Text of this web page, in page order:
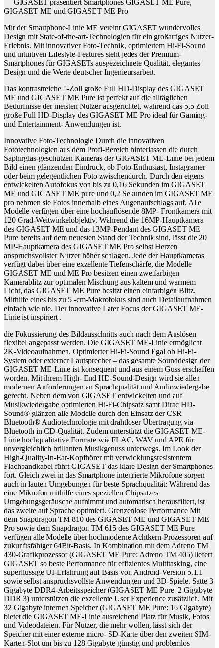
GIGASET präsentiert Smartphones GIGASET ME Pure,
GIGASET ME und GIGASET ME Pro
Mit der Smartphone-Linie ME vereint GIGASET wundervolles
Design mit State-of-the-art-Technologien für ein großartiges Nutzer-
Erlebnis. Mit innovativer Foto-Technik, optimiertem Hi-Fi-Sound
und intuitiven Lifestyle-Features steht jedes der Premium-
Smartphones für GIGASETs ausgezeichnete Qualität, elegantes
Design und die Werte deutscher Ingenieursarbeit.
Das kontrastreiche 5-Zoll große Full HD-Display des GIGASET
ME und GIGASET ME Pure ist perfekt auf die alltäglichen
Bedürfnisse der meisten Nutzer ausgerichtet, während das 5,5 Zoll
große Full HD-Display des GIGASET ME Pro ideal für Gaming-
und Entertainment- Anwendungen ist.
Innovative Foto-Technologie Durch die innovativen
Fototechnologien aus dem Profi-Bereich hinterlassen die durch
Saphirglas-geschützen Kameras der GIGASET ME-Linie bei jedem
Bild einen glänzenden Eindruck, ob Foto-Enthusiast, Instagramer
oder beim gelegentlichen Foto zwischendurch. Durch den eigens
entwickelten Autofokus von bis zu 0,16 Sekunden im GIGASET
ME und GIGASET ME pure und 0,2 Sekunden im GIGASET ME
pro nehmen sie Fotos innerhalb eines Augenaufschlags auf. Alle
Modelle verfügen über eine hochauflösende 8MP- Frontkamera mit
120 Grad-Weitwinkelobjektiv. Während die 16MP-Hauptkamera
des GIGASET ME und das 13MP-Pendant des GIGASET ME
Pure bereits auf dem neuesten Stand der Technik sind, lässt die 20
MP-Hauptkamera des GIGASET ME Pro selbst Herzen
anspruchsvollster Nutzer höher schlagen. Jede der Hauptkameras
verfügt dabei über eine exzellente Tiefenschärfe, die Modelle
GIGASET ME und ME Pro besitzen einen zweifarbigen
Kamerablitz zur optimalen Mischung aus kaltem und warmem
Licht, das GIGASET ME Pure besitzt einen einfarbigen Blitz.
Mithilfe eines bis zu 5 -cm-Makrofokus sind auch Detailaufnahmen
einfach wie nie. Der innovative Later Focus der GIGASET ME-
Linie ist inspiriert .
die Fokussierung des Bildausschnitts auch nach dem Auslösen
flexibel angepasst werden. Die GIGASET ME-Linie ermöglicht
2K-Videoaufnahmen. Optimierter Hi-Fi-Sound Egal ob Hi-Fi-
System oder externer Lautsprecher – das gesamte Sounddesign der
GIGASET ME-Linie ist konsequent und aus einem Guss erschaffen
worden. Mit ihrem High- End HD-Sound-Design wird sie allen
modernen Anforderungen an Sprachqualität und Audiowiedergabe
gerecht. Neben dem von GIGASET entwickelten und auf
Musikwiedergabe optimierten Hi-Fi-Chipsatz samt Dirac HD-
Sound® glänzen alle Modelle durch den Einsatz der CSR
Bluetooth® Audiotechnologie mit drahtloser Übertragung via
Bluetooth in CD-Qualität. Zudem unterstützt die GIGASET ME-
Linie hochqualitative Formate wie FLAC, WAV und APE für
unvergleichlich brillanten Musikgenuss unterwegs. Im Look der
High-Quality-In-Ear-Kopfhörer mit verwicklungsresistentem
Flachbandkabel führt GIGASET das klare Design der Smartphones
fort. Gleich zwei in das Smartphone integrierte Mikrofone sorgen
auch in lauten Umgebungen für beste Sprachqualität: Während das
eine Mikrofon mithilfe eines speziellen Chipsatzes
Umgebungsgeräusche aufnimmt und automatisch herausfiltert, ist
das zweite auf Sprache optimiert. Grenzenlose Performance Mit
dem Snapdragon TM 810 des GIGASET ME und GIGASET ME
Pro sowie dem Snapdragon TM 615 des GIGASET ME Pure
verfügen alle Modelle über hochmoderne Achtkern-Prozessoren auf
zukunftsfähiger 64Bit-Basis. In Kombination mit dem Adreno TM
430-Grafikprozessor (GIGASET ME Pure: Adreno TM 405) liefert
GIGASET so beste Performance für effizientes Multitasking, eine
superflüssige UI-Erfahrung auf Basis von Android-Version 5.1.1
sowie selbst anspruchsvollste Anwendungen und 3D-Spiele. Satte 3
Gigabyte DDR4-Arbeitsspeicher (GIGASET ME Pure: 2 Gigabyte
DDR 3) unterstützen die exzellente User Experience zusätzlich. Mit
32 Gigabyte internen Speicher (GIGASET ME Pure: 16 Gigabyte)
bietet die GIGASET ME-Linie ausreichend Platz für Musik, Fotos
und Videodateien. Für Nutzer, die mehr wollen, lässt sich der
Speicher mit einer externe micro- SD-Karte über den zweiten SIM-
Karten-Slot um bis zu 128 Gigabyte günstig und problemlos